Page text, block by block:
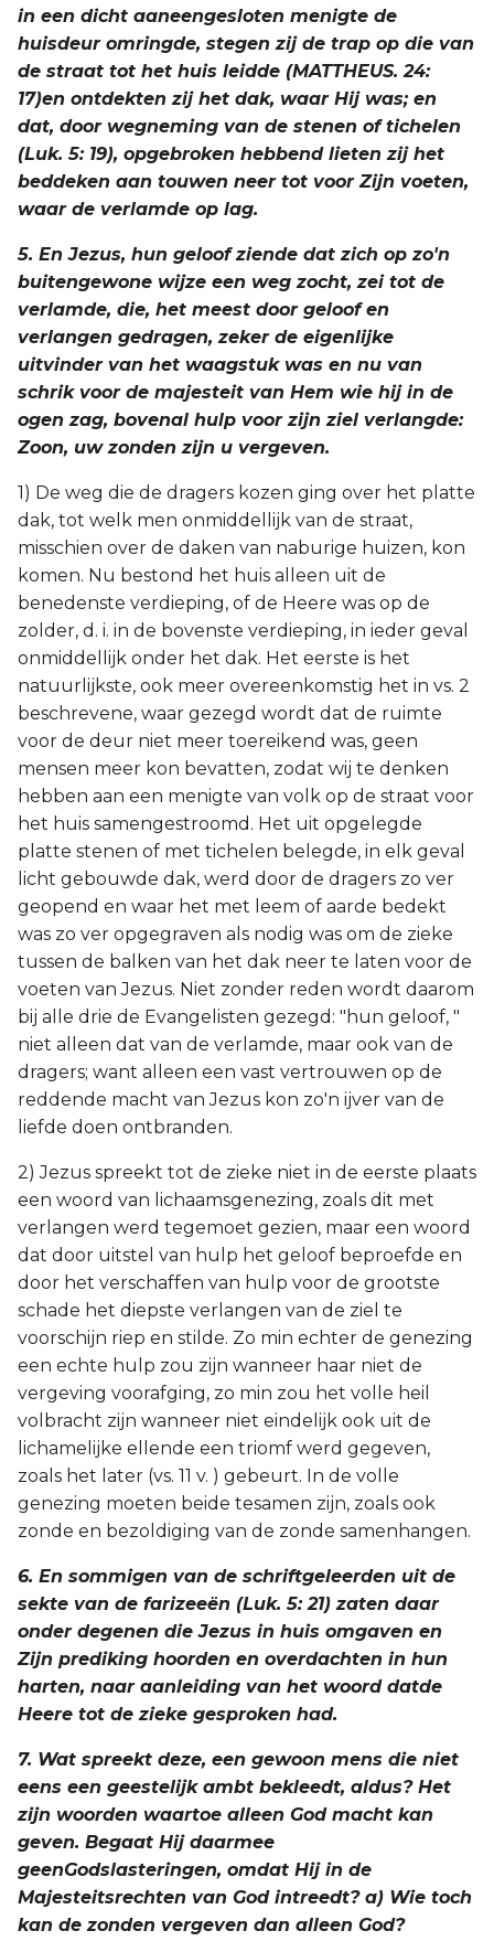
in een dicht aaneengesloten menigte de
huisdeur omringde, stegen zij de trap op die van
de straat tot het huis leidde (MATTHEUS. 24:
17)en ontdekten zij het dak, waar Hij was; en
dat, door wegneming van de stenen of tichelen
(Luk. 5: 19), opgebroken hebbend lieten zij het
beddeken aan touwen neer tot voor Zijn voeten,
waar de verlamde op lag.
5. En Jezus, hun geloof ziende dat zich op zo'n
buitengewone wijze een weg zocht, zei tot de
verlamde, die, het meest door geloof en
verlangen gedragen, zeker de eigenlijke
uitvinder van het waagstuk was en nu van
schrik voor de majesteit van Hem wie hij in de
ogen zag, bovenal hulp voor zijn ziel verlangde:
Zoon, uw zonden zijn u vergeven.
1) De weg die de dragers kozen ging over het platte
dak, tot welk men onmiddellijk van de straat,
misschien over de daken van naburige huizen, kon
komen. Nu bestond het huis alleen uit de
benedenste verdieping, of de Heere was op de
zolder, d. i. in de bovenste verdieping, in ieder geval
onmiddellijk onder het dak. Het eerste is het
natuurlijkste, ook meer overeenkomstig het in vs. 2
beschrevene, waar gezegd wordt dat de ruimte
voor de deur niet meer toereikend was, geen
mensen meer kon bevatten, zodat wij te denken
hebben aan een menigte van volk op de straat voor
het huis samengestroomd. Het uit opgelegde
platte stenen of met tichelen belegde, in elk geval
licht gebouwde dak, werd door de dragers zo ver
geopend en waar het met leem of aarde bedekt
was zo ver opgegraven als nodig was om de zieke
tussen de balken van het dak neer te laten voor de
voeten van Jezus. Niet zonder reden wordt daarom
bij alle drie de Evangelisten gezegd: "hun geloof, "
niet alleen dat van de verlamde, maar ook van de
dragers; want alleen een vast vertrouwen op de
reddende macht van Jezus kon zo'n ijver van de
liefde doen ontbranden.
2) Jezus spreekt tot de zieke niet in de eerste plaats
een woord van lichaamsgenezing, zoals dit met
verlangen werd tegemoet gezien, maar een woord
dat door uitstel van hulp het geloof beproefde en
door het verschaffen van hulp voor de grootste
schade het diepste verlangen van de ziel te
voorschijn riep en stilde. Zo min echter de genezing
een echte hulp zou zijn wanneer haar niet de
vergeving voorafging, zo min zou het volle heil
volbracht zijn wanneer niet eindelijk ook uit de
lichamelijke ellende een triomf werd gegeven,
zoals het later (vs. 11 v. ) gebeurt. In de volle
genezing moeten beide tesamen zijn, zoals ook
zonde en bezoldiging van de zonde samenhangen.
6. En sommigen van de schriftgeleerden uit de
sekte van de farizeeën (Luk. 5: 21) zaten daar
onder degenen die Jezus in huis omgaven en
Zijn prediking hoorden en overdachten in hun
harten, naar aanleiding van het woord datde
Heere tot de zieke gesproken had.
7. Wat spreekt deze, een gewoon mens die niet
eens een geestelijk ambt bekleedt, aldus? Het
zijn woorden waartoe alleen God macht kan
geven. Begaat Hij daarmee
geenGodslasteringen, omdat Hij in de
Majesteitsrechten van God intreedt? a) Wie toch
kan de zonden vergeven dan alleen God?